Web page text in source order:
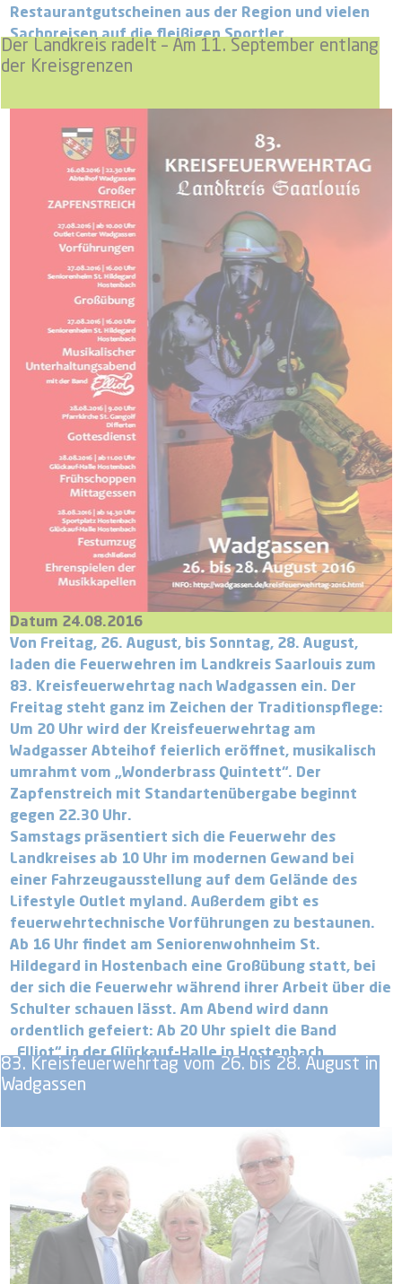
Der Landkreis radelt – Am 11. September entlang
der Kreisgrenzen
Restaurantgutscheinen aus der Region und vielen
Sachpreisen auf die fleißigen Sportler.
83. Kreisfeuerwehrtag vom 26. bis 28. August in
Wadgassen
Datum 24.08.2016
Von Freitag, 26. August, bis Sonntag, 28. August,
laden die Feuerwehren im Landkreis Saarlouis zum
83. Kreisfeuerwehrtag nach Wadgassen ein. Der
Freitag steht ganz im Zeichen der Traditionspflege:
Um 20 Uhr wird der Kreisfeuerwehrtag am
Wadgasser Abteihof feierlich eröffnet, musikalisch
umrahmt vom „Wonderbrass Quintett“. Der
Zapfenstreich mit Standartenübergabe beginnt
gegen 22.30 Uhr.
Samstags präsentiert sich die Feuerwehr des
Landkreises ab 10 Uhr im modernen Gewand bei
einer Fahrzeugausstellung auf dem Gelände des
Lifestyle Outlet myland. Außerdem gibt es
feuerwehrtechnische Vorführungen zu bestaunen.
Ab 16 Uhr findet am Seniorenwohnheim St.
Hildegard in Hostenbach eine Großübung statt, bei
der sich die Feuerwehr während ihrer Arbeit über die
Schulter schauen lässt. Am Abend wird dann
ordentlich gefeiert: Ab 20 Uhr spielt die Band
„Elliot“ in der Glückauf-Halle in Hostenbach.